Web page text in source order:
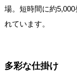
場。短時間に約
れています。
多彩な仕掛け